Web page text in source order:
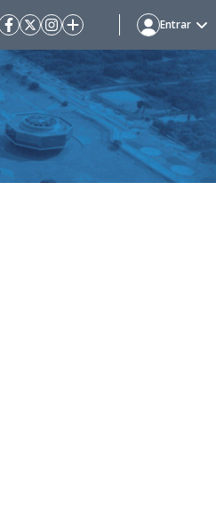
Entrar